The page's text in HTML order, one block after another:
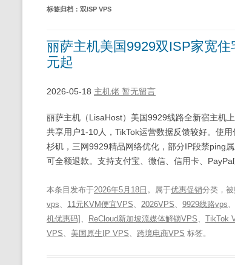
标签归档： 双ISP VPS
丽萨主机美国9929双ISP家宽
元起
2026-05-18 主机佬 暂无留言
丽萨主机（LisaHost）美国9929线路全新宿主机
共享用户1-10人，TikTok运营数据反馈较好。使
杉矶，三网9929精品网络优化，部分IP段禁ping
可全额退款。支持支付宝、微信、信用卡、
本条目发布于2026年5月18日 。属于优惠促销分类，被
vps
11元KVM便宜VPS 2026VPS 9929线路vps
机优惠码]
ReCloud新加坡流媒体解锁VPS TikTok
VPS
美国原生IP VPS 跨境电商VPS 标签。